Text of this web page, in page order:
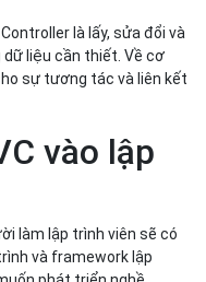
là lấy, sửa đổi và
liệu cần thiết. Về cơ
sự tương tác và liên kết
vào lập
làm lập trình viên sẽ có
và framework lập